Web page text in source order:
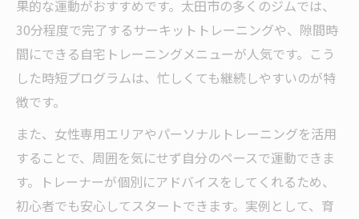
果的な運動がおすすめです。太田市の多くのジムでは、
30分程度で完了するサーキットトレーニングや、隙間時
間にできる自宅トレーニングメニューが人気です。こう
した時短プログラムは、忙しくても継続しやすいのが特
徴です。
また、女性専用エリアやパーソナルトレーニングを活用
することで、周囲を気にせず自分のペースで運動できま
す。トレーナーが個別にアドバイスをしてくれるため、
初心者でも安心してスタートできます。実例として、育